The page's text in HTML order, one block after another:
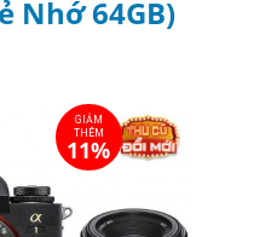
Nhớ 64GB)